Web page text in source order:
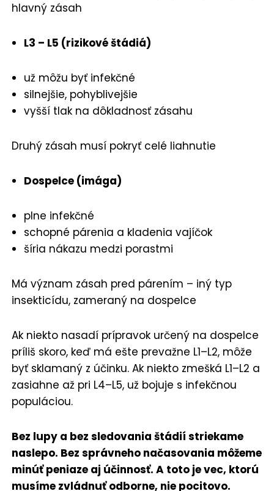
hlavný zásah
L3 – L5 (rizikové štádiá)
už môžu byť infekčné
silnejšie, pohyblivejšie
vyšší tlak na dôkladnosť zásahu
Druhý zásah musí pokryť celé liahnutie
Dospelce (imága)
plne infekčné
schopné párenia a kladenia vajíčok
šíria nákazu medzi porastmi
Má význam zásah pred párením – iný typ
insekticídu, zameraný na dospelce
Ak niekto nasadí prípravok určený na dospelce
príliš skoro, keď má ešte prevažne L1–L2, môže
byť sklamaný z účinku. Ak niekto zmešká L1–L2 a
zasiahne až pri L4–L5, už bojuje s infekčnou
populáciou.
Bez lupy a bez sledovania štádií striekame
naslepo. Bez správneho načasovania môžeme
minúť peniaze aj účinnosť. A toto je vec, ktorú
musíme zvládnuť odborne, nie pocitovo.